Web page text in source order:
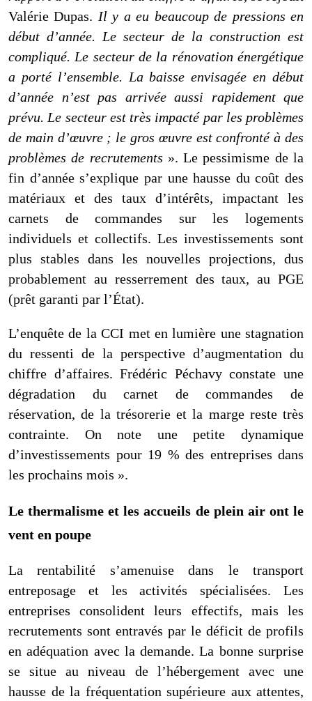
Valérie Dupas. Il y a eu beaucoup de pressions en
début d’année. Le secteur de la construction est
compliqué. Le secteur de la rénovation énergétique
a porté l’ensemble. La baisse envisagée en début
d’année n’est pas arrivée aussi rapidement que
prévu. Le secteur est très impacté par les problèmes
de main d’œuvre ; le gros œuvre est confronté à des
problèmes de recrutements ». Le pessimisme de la
fin d’année s’explique par une hausse du coût des
matériaux et des taux d’intérêts, impactant les
carnets de commandes sur les logements
individuels et collectifs. Les investissements sont
plus stables dans les nouvelles projections, dus
probablement au resserrement des taux, au PGE
(prêt garanti par l’État).
L’enquête de la CCI met en lumière une stagnation
du ressenti de la perspective d’augmentation du
chiffre d’affaires. Frédéric Péchavy constate une
dégradation du carnet de commandes de
réservation, de la trésorerie et la marge reste très
contrainte. On note une petite dynamique
d’investissements pour 19 % des entreprises dans
les prochains mois ».
Le thermalisme et les accueils de plein air ont le
vent en poupe
La rentabilité s’amenuise dans le transport
entreposage et les activités spécialisées. Les
entreprises consolident leurs effectifs, mais les
recrutements sont entravés par le déficit de profils
en adéquation avec la demande. La bonne surprise
se situe au niveau de l’hébergement avec une
hausse de la fréquentation supérieure aux attentes,